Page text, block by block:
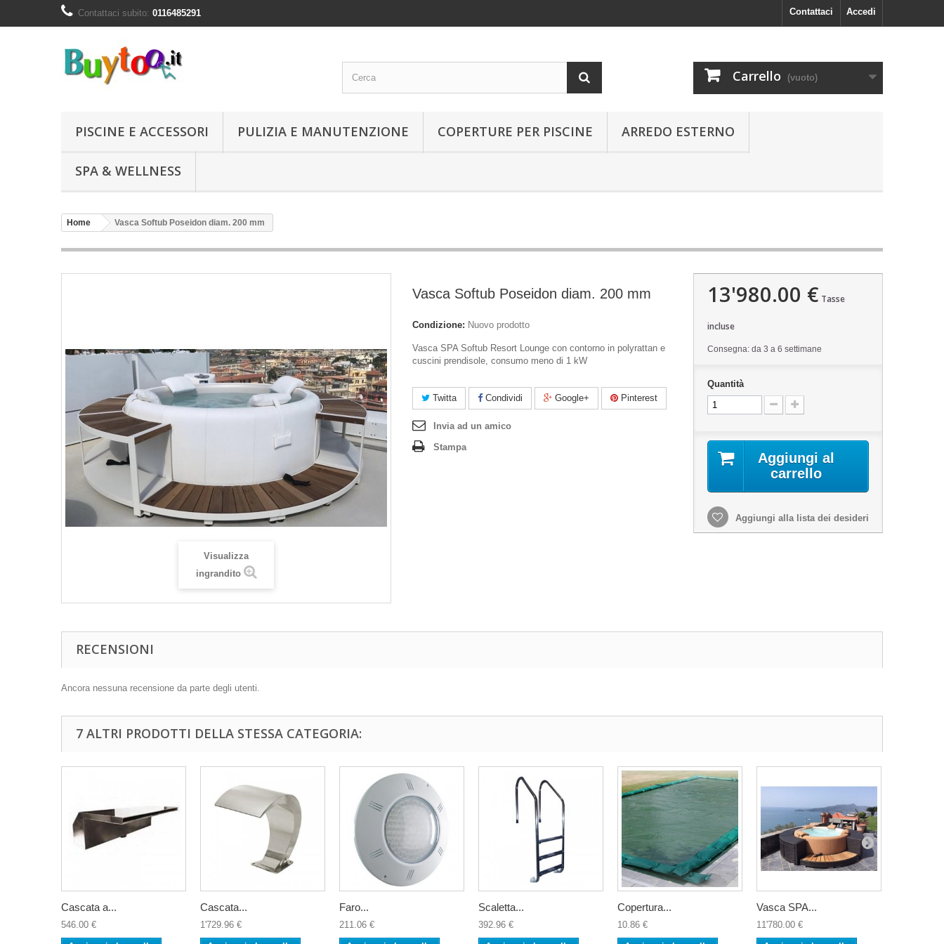
Accedi
Contattaci
Contattaci subito: 0116485291
Carrello (vuoto)
PISCINE E ACCESSORI PULIZIA E MANUTENZIONE COPERTURE PER PISCINE ARREDO ESTERNO
SPA & WELLNESS
Home Vasca Softub Poseidon diam. 200 mm
Visualizza
ingrandito
Vasca Softub Poseidon diam. 200 mm
Condizione: Nuovo prodotto
Vasca SPA Softub Resort Lounge con contorno in polyrattan e
cuscini prendisole, consumo meno di 1 kW
Twitta Condividi Google+ Pinterest
Invia ad un amico
Stampa
13'980.00 € Tasse
incluse
Consegna: da 3 a 6 settimane
Quantità
Aggiungi al
carrello
Aggiungi alla lista dei desideri
RECENSIONI
Ancora nessuna recensione da parte degli utenti.
7 ALTRI PRODOTTI DELLA STESSA CATEGORIA:
Cascata a...
546.00 €
Cascata...
1'729.96 €
Faro...
211.06 €
Scaletta...
392.96 €
Copertura...
10.86 €
Vasca SPA...
11'780.00 €